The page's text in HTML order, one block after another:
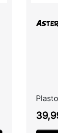
Preis